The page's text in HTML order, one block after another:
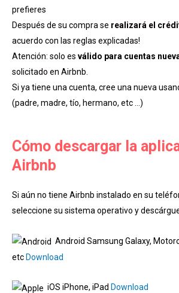
prefieres
Después de su compra se realizará el
acuerdo con las reglas explicadas!
Atención: solo es válido para cuentas
solicitado en Airbnb.
Si ya tiene una cuenta, cree una nueva
(padre, madre, tío, hermano, etc …)
Cómo descargar la
Airbnb
Si aún no tiene Airbnb instalado en su
seleccione su sistema operativo y
Android Samsung Galaxy,
etc Download
iOS iPhone, iPad Download